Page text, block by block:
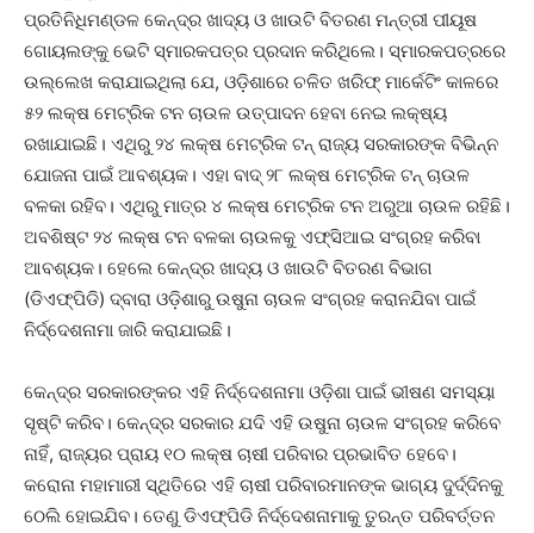
ପ୍ରତିନିଧିମଣ୍ଡଳ କେନ୍ଦ୍ର ଖାଦ୍ୟ ଓ ଖାଉଟି ବିତରଣ ମନ୍ତ୍ରୀ ପୀୟୂଷ
ଗୋୟଲଙ୍କୁ ଭେଟି ସ୍ମାରକପତ୍ର ପ୍ରଦାନ କରିଥିଲେ। ସ୍ମାରକପତ୍ରରେ
ଉଲ୍ଲେଖ କରାଯାଇଥିଲା ଯେ, ଓଡ଼ିଶାରେ ଚଳିତ ଖରିଫ୍‌ ମାର୍କେଟିଂ କାଳ‌ରେ
୫୨ ଲକ୍ଷ ମେଟ୍ରିକ ଟନ ଚାଉଳ ଉତ୍ପାଦନ ହେବା ନେଇ ଲକ୍ଷ୍ୟ
ରଖାଯାଇଛି। ଏଥିରୁ ୨୪ ଲକ୍ଷ ମେଟ୍ରିକ ଟନ୍‌ ରାଜ୍ୟ ସରକାରଙ୍କ ବିଭିନ୍ନ
ଯୋଜନା ପାଇଁ ଆବଶ୍ୟକ। ଏହା ବାଦ୍‌ ୨୮ ଲକ୍ଷ ମେଟ୍ରିକ ଟନ୍‌ ଚାଉଳ
ବଳକା ରହିବ। ଏଥିରୁ ମାତ୍ର ୪ ଲକ୍ଷ ମେଟ୍ରିକ ଟନ ଅରୁଆ ଚାଉଳ ରହିଛି।
ଅବଶିଷ୍ଟ ୨୪ ଲକ୍ଷ ଟନ ବଳକା ଚାଉଳକୁ ଏଫ୍‌ସିଆଇ ସଂଗ୍ରହ କରିବା
ଆବଶ୍ୟକ। ହେଲେ କେନ୍ଦ୍ର ଖାଦ୍ୟ ଓ ଖାଉଟି ବିତରଣ ବିଭାଗ
(ଡିଏଫ୍‌ପିଡି) ଦ୍ବାରା ଓଡ଼ିଶାରୁ ଉଷୁନା ଚାଉଳ ସଂଗ୍ରହ କରାନ‌ଯିବା ପାଇଁ
ନିର୍ଦ୍ଦେଶନାମା ଜାରି କରାଯାଇଛି।
କେନ୍ଦ୍ର ସରକାରଙ୍କର ଏହି ନିର୍ଦ୍ଦେଶନାମା ଓଡ଼ିଶା ପାଇଁ ଭୀଷଣ ସମସ୍ୟା
ସୃଷ୍ଟି କରିବ। କେନ୍ଦ୍ର ସରକାର ଯଦି ଏହି ଉଷୁନା ଚାଉଳ ସଂଗ୍ରହ କରିବେ
ନାହିଁ, ରାଜ୍ୟର ପ୍ରାୟ ୧୦ ଲକ୍ଷ ଚାଷୀ ପରିବାର ପ୍ରଭାବିତ ହେ‌ବେ।
କରୋନା ମହାମାରୀ ସ୍ଥିତିରେ ଏହି ଚାଷୀ ପରିବାରମାନଙ୍କ ଭାଗ୍ୟ ଦୁର୍ଦ୍ଦିନକୁ
ଠେଲି ହୋଇଯିବ। ‌ତେଣୁ ଡିଏଫ୍‌ପିଡି ନିର୍ଦ୍ଦେଶନାମାକୁ ତୁରନ୍ତ ପରିବର୍ତ୍ତନ